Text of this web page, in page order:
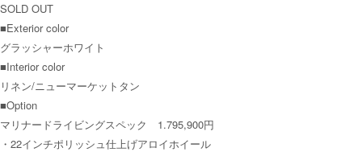
SOLD OUT
■Exterior color
グラッシャーホワイト
■Interior color
リネン/ニューマーケットタン
■Option
マリナードライビングスペック 1.795,900円
・22インチポリッシュ仕上げアロイホイール